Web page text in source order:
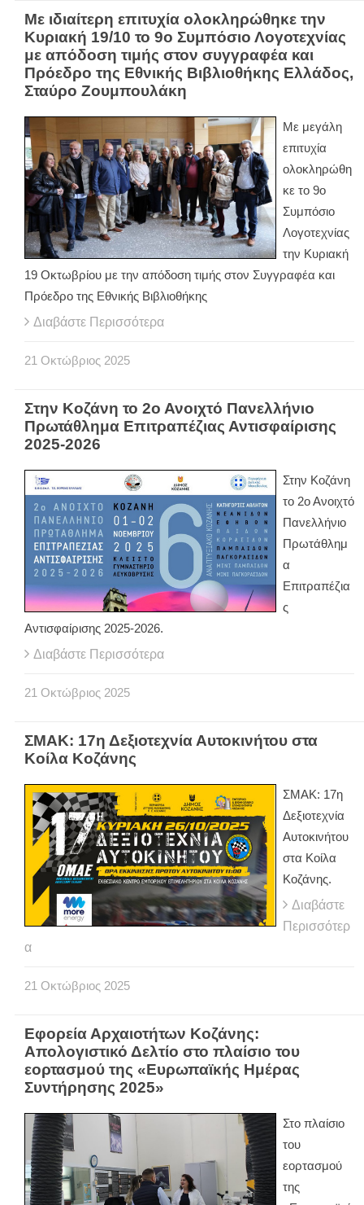
Με ιδιαίτερη επιτυχία ολοκληρώθηκε την
Κυριακή 19/10 το 9ο Συμπόσιο Λογοτεχνίας
με απόδοση τιμής στον συγγραφέα και
Πρόεδρο της Εθνικής Βιβλιοθήκης Ελλάδος,
Σταύρο Ζουμπουλάκη
Με μεγάλη
επιτυχία
ολοκληρώθη
κε το 9ο
Συμπόσιο
Λογοτεχνίας
την Κυριακή
19 Οκτωβρίου με την απόδοση τιμής στον Συγγραφέα και
Πρόεδρο της Εθνικής Βιβλιοθήκης
Διαβάστε Περισσότερα
21 Οκτώβριος 2025
Στην Κοζάνη το 2ο Ανοιχτό Πανελλήνιο
Πρωτάθλημα Επιτραπέζιας Αντισφαίρισης
2025-2026
Στην Κοζάνη
το 2ο Ανοιχτό
Πανελλήνιο
Πρωτάθλημ
α
Επιτραπέζια
ς
Αντισφαίρισης 2025-2026.
Διαβάστε Περισσότερα
21 Οκτώβριος 2025
ΣΜΑΚ: 17η Δεξιοτεχνία Αυτοκινήτου στα
Κοίλα Κοζάνης
ΣΜΑΚ: 17η
Δεξιοτεχνία
Αυτοκινήτου
στα Κοίλα
Κοζάνης.
Διαβάστε
Περισσότερ
α
21 Οκτώβριος 2025
Εφορεία Αρχαιοτήτων Κοζάνης:
Απολογιστικό Δελτίο στο πλαίσιο του
εορτασμού της «Ευρωπαϊκής Ημέρας
Συντήρησης 2025»
Στο πλαίσιο
του
εορτασμού
της